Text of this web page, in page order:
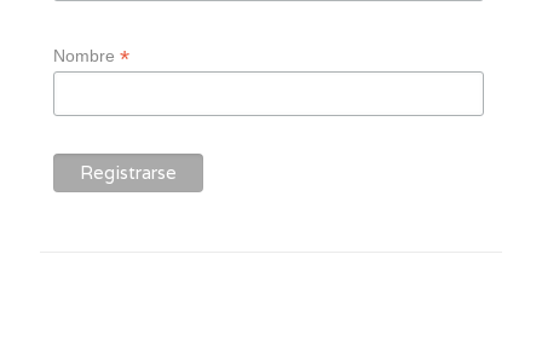
Nombre*